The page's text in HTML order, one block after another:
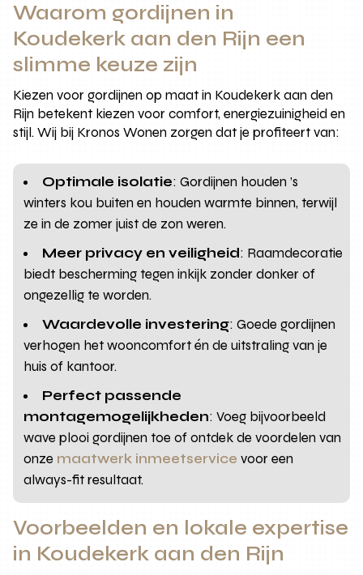
Waarom gordijnen in
Koudekerk aan den Rijn een
slimme keuze zijn
Kiezen voor gordijnen op maat in Koudekerk aan den
Rijn betekent kiezen voor comfort, energiezuinigheid en
stijl. Wij bij Kronos Wonen zorgen dat je profiteert van:
Optimale isolatie: Gordijnen houden ’s
winters kou buiten en houden warmte binnen, terwijl
ze in de zomer juist de zon weren.
Meer privacy en veiligheid: Raamdecoratie
biedt bescherming tegen inkijk zonder donker of
ongezellig te worden.
Waardevolle investering: Goede gordijnen
verhogen het wooncomfort én de uitstraling van je
huis of kantoor.
Perfect passende
montagemogelijkheden: Voeg bijvoorbeeld
wave plooi gordijnen toe of ontdek de voordelen van
onze maatwerk inmeetservice voor een
always-fit resultaat.
Voorbeelden en lokale expertise
in Koudekerk aan den Rijn